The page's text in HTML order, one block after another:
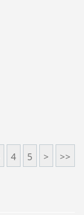
4 5 > >>